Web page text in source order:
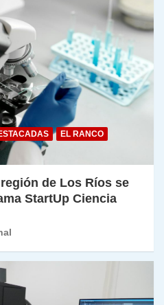
EL RANCO
de Los Ríos se
StartUp Ciencia